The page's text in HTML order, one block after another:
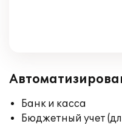
Банк и касса
Бюджетный учет